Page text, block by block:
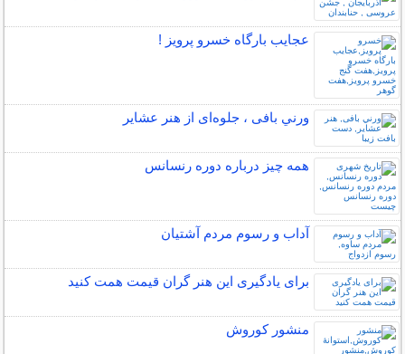
عجایب بارگاه خسرو پرویز !
ورني بافی ، جلوه‌ای از هنر عشاير
همه چیز درباره دوره رنسانس
آداب و رسوم مردم آشتیان
برای یادگیری این هنر گران قیمت همت کنید
منشور کوروش